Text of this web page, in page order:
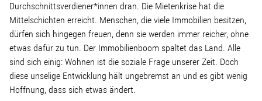
Service
Termine
Stellenangebot
Durchschnittsverdiener*innen dran. Die Mietenkrise hat die
Mittelschichten erreicht. Menschen, die viele Immobilien besitzen,
dürfen sich hingegen freuen, denn sie werden immer reicher, ohne
etwas dafür zu tun. Der Immobilienboom spaltet das Land. Alle
sind sich einig: Wohnen ist die soziale Frage unserer Zeit. Doch
diese unselige Entwicklung hält ungebremst an und es gibt wenig
Hoffnung, dass sich etwas ändert.